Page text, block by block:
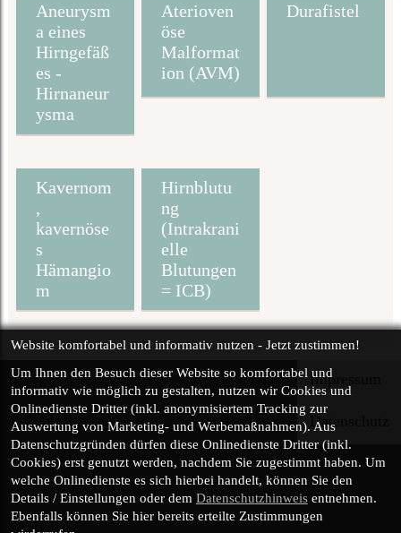
Aneurysm
a eines
Hirngefäß
es -
Hirnaneur
ysma
Aterioven
öse
Malformat
ion (AVM)
Durafistel
Kavernom
,
kavernöse
s
Hämangio
m
Hirnblutu
ng
(Intrakrani
elle
Blutungen
= ICB)
Impressum
Datenschutz
Website komfortabel und informativ nutzen - Jetzt zustimmen!
Um Ihnen den Besuch dieser Website so komfortabel und
informativwie möglich zu gestalten, nutzen wir Cookies und
Onlinedienste Dritter (inkl. anonymisiertem Tracking zur
Auswertung von Marketing- und Werbemaßnahmen). Aus
Datenschutzgründen dürfen diese Onlinedienste Dritter (inkl.
Cookies) erst genutzt werden, nachdem Sie zugestimmt haben. Um
welche Onlinedienste es sich hierbei handelt, können Sie den
Details / Einstellungen oder dem Datenschutzhinweisentnehmen.
Ebenfalls können Sie hier bereits erteilte Zustimmungen